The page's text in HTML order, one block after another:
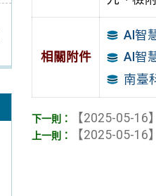
相關附件
AI智
AI智
南臺
【2025-05-16】
【2025-05-16】